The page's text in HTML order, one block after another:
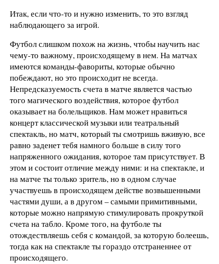
Итак, если что-то и нужно изменить, то это взгляд
наблюдающего за игрой.
Футбол слишком похож на жизнь, чтобы научить нас
чему-то важному, происходящему в нем. На матчах
имеются команды-фавориты, которые обычно
побеждают, но это происходит не всегда.
Непредсказуемость счета в матче является частью
того магического воздействия, которое футбол
оказывает на болельщиков. Нам может нравиться
концерт классической музыки или театральный
спектакль, но матч, который ты смотришь вживую, все
равно заденет тебя намного больше в силу того
напряженного ожидания, которое там присутствует. В
этом и состоит отличие между ними: и на спектакле, и
на матче ты только зритель, но в одном случае
участвуешь в происходящем действе возвышенными
частями души, а в другом – самыми примитивными,
которые можно напрямую стимулировать прокруткой
счета на табло. Кроме того, на футболе ты
отождествляешь себя с командой, за которую болеешь,
тогда как на спектакле ты гораздо отстраненнее от
происходящего.